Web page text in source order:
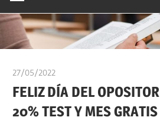
27/05/2022
FELIZ DÍA DEL
20% TEST Y MES GRATIS